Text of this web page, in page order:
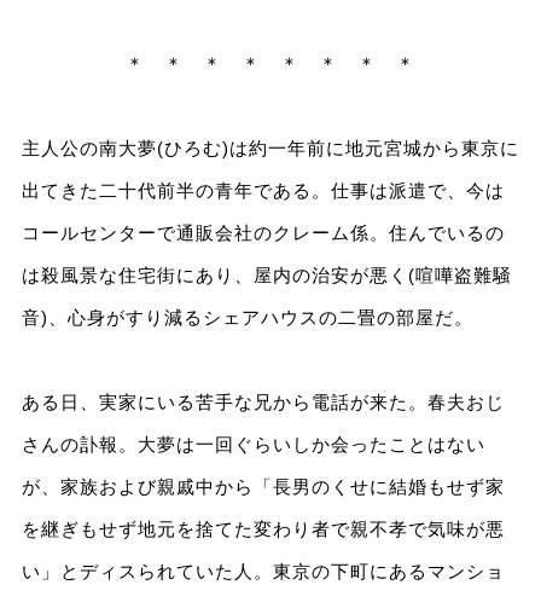
＊ ＊ ＊ ＊ ＊ ＊ ＊ ＊
主人公の南大夢(ひろむ)は約一年前に地元宮城から東京に
出てきた二十代前半の青年である。仕事は派遣で、今は
コールセンターで通販会社のクレーム係。住んでいるの
は殺風景な住宅街にあり、屋内の治安が悪く(喧嘩盗難騒
音)、心身がすり減るシェアハウスの二畳の部屋だ。
ある日、実家にいる苦手な兄から電話が来た。春夫おじ
さんの訃報。大夢は一回ぐらいしか会ったことはない
が、家族および親戚中から「長男のくせに結婚もせず家
を継ぎもせず地元を捨てた変わり者で親不孝で気味が悪
い」とディスられていた人。東京の下町にあるマンショ